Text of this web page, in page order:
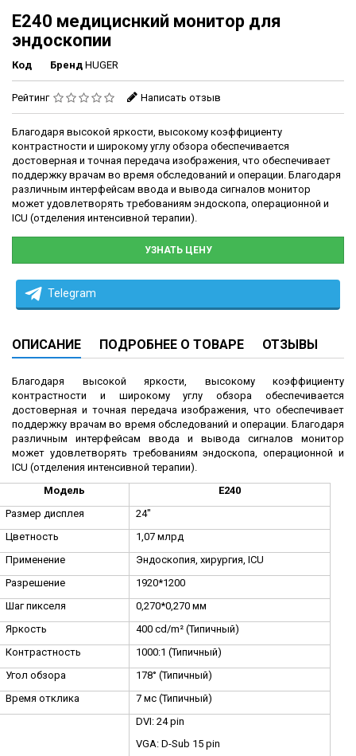
E240 медициснкий монитор для
эндоскопии
Код Бренд HUGER
Рейтинг Написать отзыв
Благодаря высокой яркости, высокому коэффициенту
контрастности и широкому углу обзора обеспечивается
достоверная и точная передача изображения, что обеспечивает
поддержку врачам во время обследований и операции. Благодаря
различным интерфейсам ввода и вывода сигналов монитор
может удовлетворять требованиям эндоскопа, операционной и
ICU (отделения интенсивной терапии).
УЗНАТЬ ЦЕНУ
Telegram
ОПИСАНИЕ ПОДРОБНЕЕ О ТОВАРЕ ОТЗЫВЫ
Благодаря высокой яркости, высокому коэффициенту
контрастности и широкому углу обзора обеспечивается
достоверная и точная передача изображения, что обеспечивает
поддержку врачам во время обследований и операции. Благодаря
различным интерфейсам ввода и вывода сигналов монитор
может удовлетворять требованиям эндоскопа, операционной и
ICU (отделения интенсивной терапии).
Модель
E240
Размер дисплея
24"
Цветность
1,07 млрд
Применение
Эндоскопия, хирургия, ICU
Разрешение
1920*1200
Шаг пикселя
0,270*0,270 мм
Яркость
400 cd/m² (Типичный)
Контрастность
1000:1 (Типичный)
Угол обзора
178° (Типичный)
Время отклика
7 мс (Типичный)
DVI: 24 pin
VGA: D-Sub 15 pin